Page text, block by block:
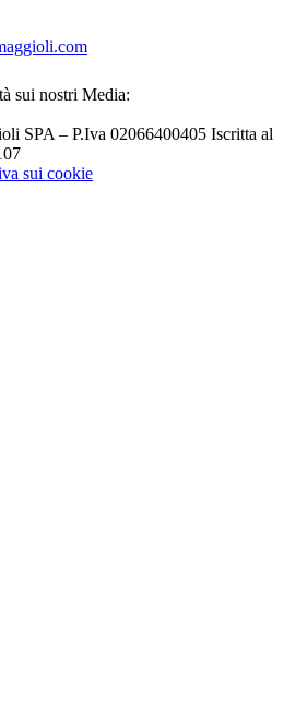
sui nostri Media:
SPA – P.Iva 02066400405 Iscritta al
sui cookie